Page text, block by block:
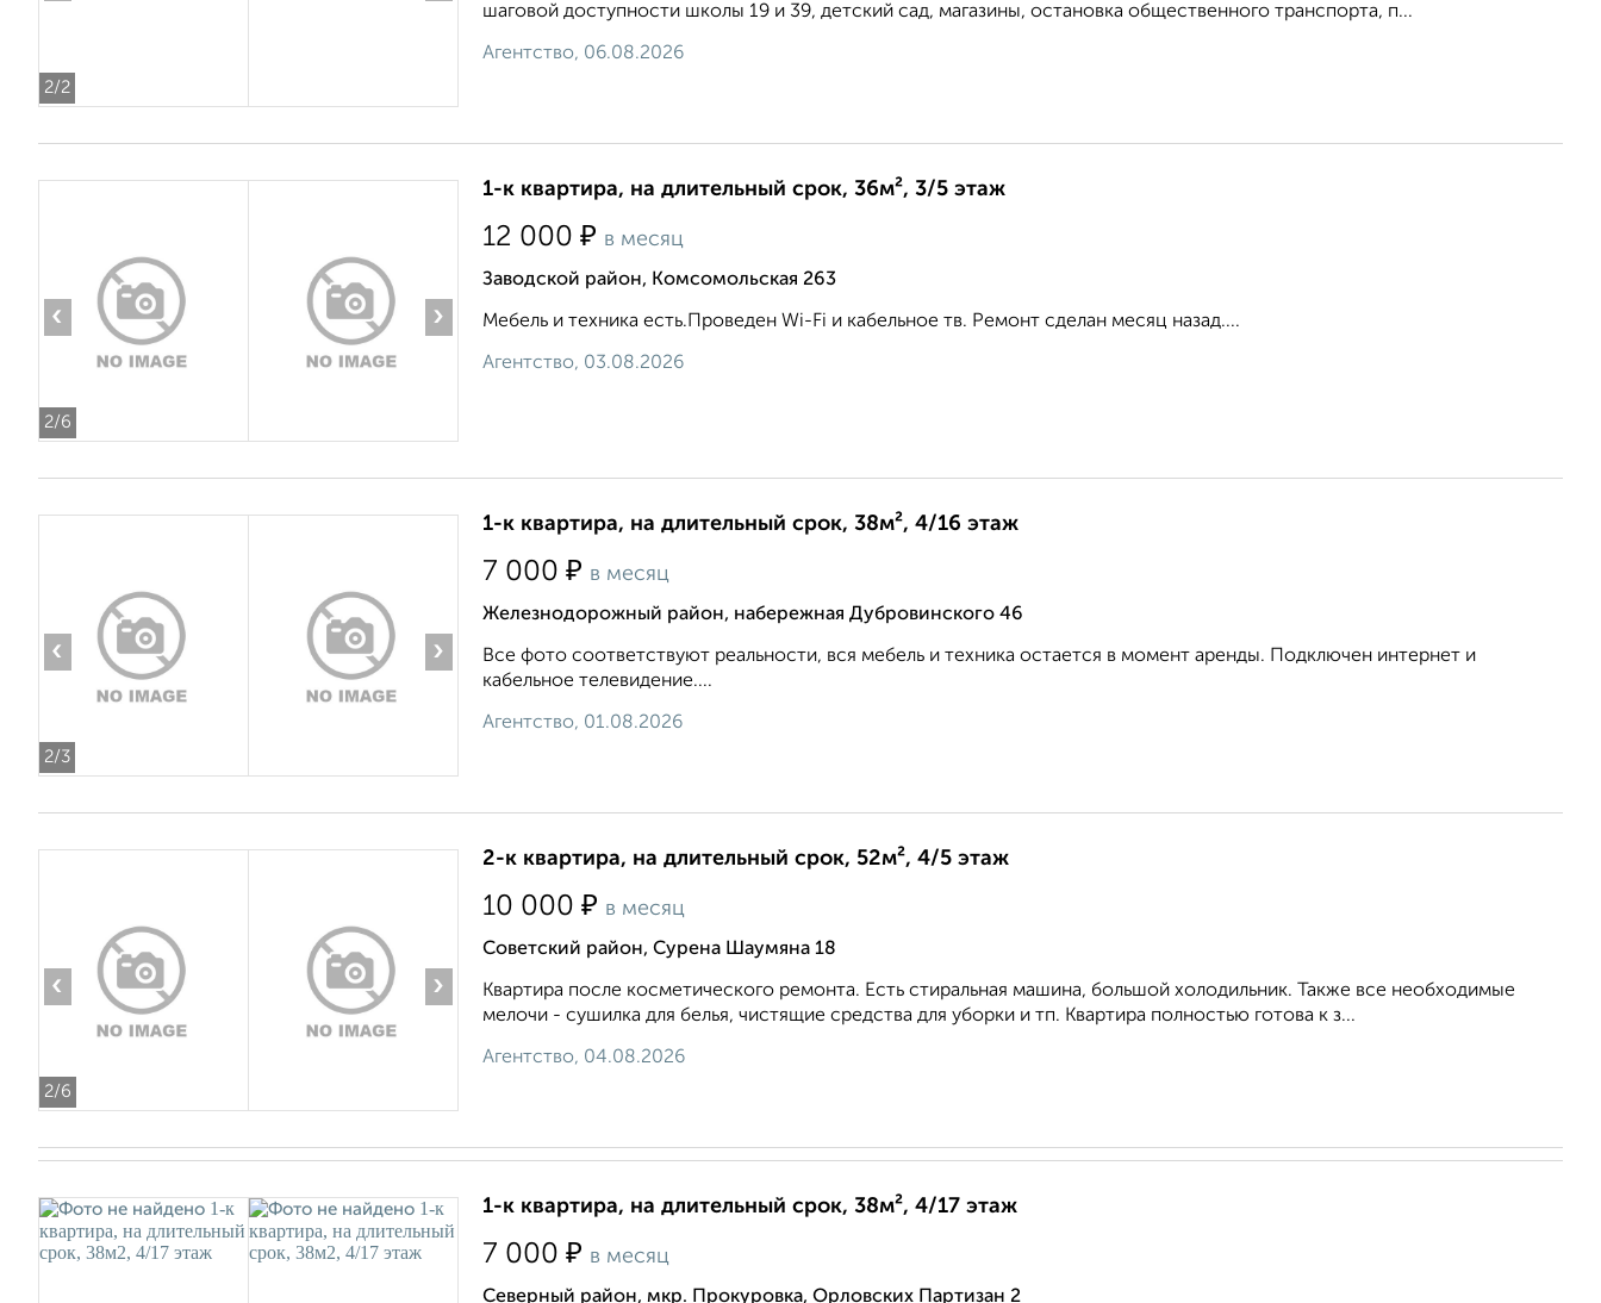
2/2
шаговой доступности школы 19 и 39, детский сад, магазины, остановка общественного транспорта, п...
Агентство, 06.08.2026
2/6
‹ ›
1-к квартира, на длительный срок, 36м², 3/5 этаж
12 000 ₽ в месяц
Заводской район, Комсомольская 263
Мебель и техника есть.Проведен Wi-Fi и кабельное тв. Ремонт сделан месяц назад....
Агентство, 03.08.2026
2/3
‹ ›
1-к квартира, на длительный срок, 38м², 4/16 этаж
7 000 ₽ в месяц
Железнодорожный район, набережная Дубровинского 46
Все фото соответствуют реальности, вся мебель и техника остается в момент аренды. Подключен интернет и
кабельное телевидение....
Агентство, 01.08.2026
2/6
‹ ›
2-к квартира, на длительный срок, 52м², 4/5 этаж
10 000 ₽ в месяц
Советский район, Сурена Шаумяна 18
Квартира после косметического ремонта. Есть стиральная машина, большой холодильник. Также все необходимые
мелочи - сушилка для белья, чистящие средства для уборки и тп. Квартира полностью готова к з...
Агентство, 04.08.2026
1-к квартира, на длительный срок, 38м², 4/17 этаж
7 000 ₽ в месяц
Северный район, мкр. Прокуровка, Орловских Партизан 2